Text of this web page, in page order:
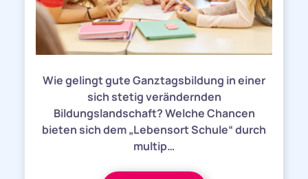
Wie gelingt gute Ganztagsbildung in einer
sich stetig verändernden
Bildungslandschaft? Welche Chancen
bieten sich dem „Lebensort Schule“ durch
multip…